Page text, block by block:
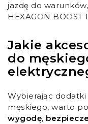
jazdę do
HEXAGON BOOST
Jakie
do
Wybierając
męskiego, warto
wygodę,